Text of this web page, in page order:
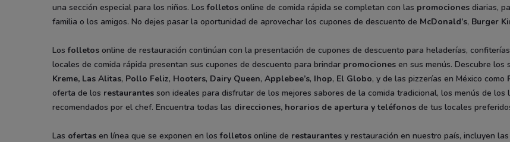
una sección especial para los niños. Losfolletos online de comida rápida se completan con las promociones diarias,
familia o los amigos. No dejes pasar la oportunidad de aprovechar los cupones de descuento de McDonald’s, Burger
Losfolletos online de restauración continúan con la presentación de cupones de descuento para heladerías,
locales de comida rápida presentan sus cupones de descuento para brindar promociones en sus menús. Descubre los
Kreme, Las Alitas, Pollo Feliz, Hooters, Dairy Queen, Applebee’s, Ihop, El Globo, y de las pizzerías en México como
oferta de los restaurantes son ideales para disfrutar de los mejores sabores de la comida tradicional, los menús de
recomendados por el chef. Encuentra todas las direcciones, horarios de apertura y teléfonos de tus locales
Las ofertas en línea que se exponen en losfolletos online de restaurantes y restauración en nuestro país, incluyen